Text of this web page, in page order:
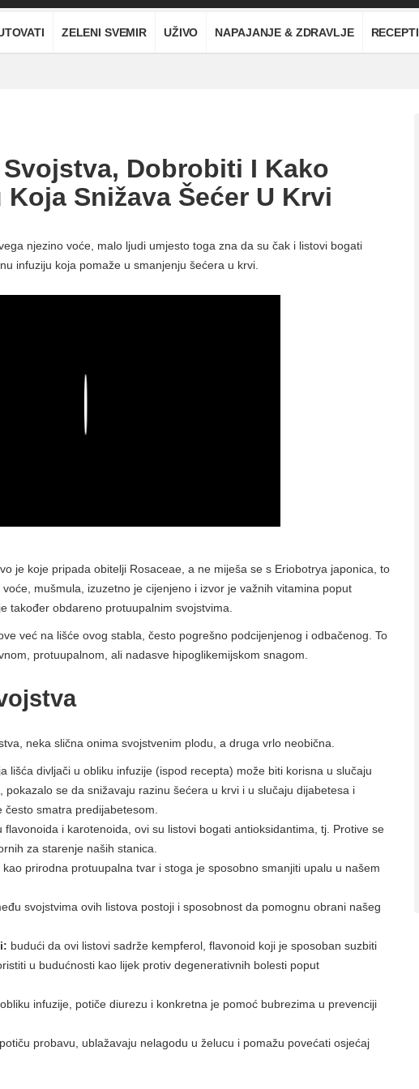
ZELENI SVEMIR UŽIVO NAPAJANJE & ZDRAVLJE RECEPTI
Dobrobiti I Kako
Snižava Šećer U Krvi
njezino voće, malo ljudi umjesto toga zna da su čak i listovi bogati
infuziju koja pomaže u smanjenju šećera u krvi.
je koje pripada obitelji Rosaceae, a ne miješa se s Eriobotrya japonica, to
mušmula, izuzetno je cijenjeno i izvor je važnih vitamina poput
također obdareno protuupalnim svojstvima.
već na lišće ovog stabla, često pogrešno podcijenjenog i odbačenog. To
protuupalnom, ali nadasve hipoglikemijskom snagom.
neka slična onima svojstvenim plodu, a druga vrlo neobična.
lišća divljači u obliku infuzije (ispod recepta) može biti korisna u slučaju
se da snižavaju razinu šećera u krvi i u slučaju dijabetesa i
smatra predijabetesom.
flavonoida i karotenoida, ovi su listovi bogati antioksidantima, tj. Protive se
za starenje naših stanica.
prirodna protuupalna tvar i stoga je sposobno smanjiti upalu u našem
svojstvima ovih listova postoji i sposobnost da pomognu obrani našeg
budući da ovi listovi sadrže kempferol, flavonoid koji je sposoban suzbiti
u budućnosti kao lijek protiv degenerativnih bolesti poput
infuzije, potiče diurezu i konkretna je pomoć bubrezima u prevenciji
probavu, ublažavaju nelagodu u želucu i pomažu povećati osjećaj